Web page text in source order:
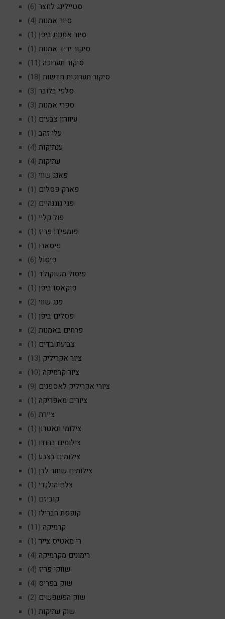
סטיילינג לחצר (6)
סיור אמנות (4)
סיור אמנות ביפן (1)
סיקור יריד אמנות (1)
סיקור תערוכה (11)
סיקור תערוכות חדשות (18)
סלפי בלובר (3)
ספרי אמנות (3)
עיוורון צבעים (1)
עלי זהב (1)
ענתיקות (4)
עתיקות (4)
פאנג שווי (3)
פארק פסלים (1)
פגי גוגנהיים (2)
פול קליי (1)
פומפידו פריז (1)
פיסארו (1)
פיסול (6)
פיסול משוקולד (1)
פיקאסו ביפן (1)
פנג שווי (2)
פסלים ביפן (1)
פרחים באמנות (2)
צביעת בדים (1)
ציור אקריליק (13)
ציור קרמיקה (10)
ציורי אקריליק לאספנים (9)
ציורים מאפריקה (1)
ציירת (6)
צילומי תאטרון (1)
צילומים בהודו (1)
צילומים בצבע (1)
צילומים שחור לבן (1)
צלם הולנדי (1)
קוביזם (1)
קופסת הברילו (1)
קרמיקה (11)
רי מאטיס צייר (1)
רימונים מקרמיקה (4)
שווקי פריז (4)
שוק בפריס (4)
שוק הפשפשים (2)
שוק עתיקות (1)